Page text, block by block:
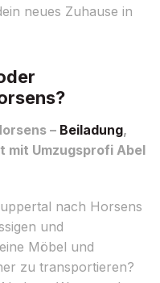
neues Zuhause in
– Beiladung,
mit Umzugsprofi Abel
nach Horsens
und
Möbel und
zu transportieren?